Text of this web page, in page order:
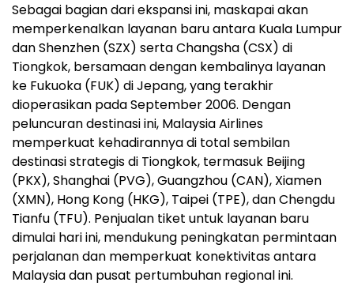
Sebagai bagian dari ekspansi ini, maskapai akan
memperkenalkan layanan baru antara Kuala Lumpur
dan Shenzhen (SZX) serta Changsha (CSX) di
Tiongkok, bersamaan dengan kembalinya layanan
ke Fukuoka (FUK) di Jepang, yang terakhir
dioperasikan pada September 2006. Dengan
peluncuran destinasi ini, Malaysia Airlines
memperkuat kehadirannya di total sembilan
destinasi strategis di Tiongkok, termasuk Beijing
(PKX), Shanghai (PVG), Guangzhou (CAN), Xiamen
(XMN), Hong Kong (HKG), Taipei (TPE), dan Chengdu
Tianfu (TFU). Penjualan tiket untuk layanan baru
dimulai hari ini, mendukung peningkatan permintaan
perjalanan dan memperkuat konektivitas antara
Malaysia dan pusat pertumbuhan regional ini.